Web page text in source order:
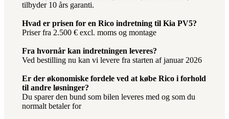
tilbyder 10 års garanti.
Hvad er prisen for en Rico indretning til Kia PV5?
Priser fra 2.500 € excl. moms og montage
Fra hvornår kan indretningen leveres?
Ved bestilling nu kan vi levere fra starten af januar 2026
Er der økonomiske fordele ved at købe Rico i forhold
til andre løsninger?
Du sparer den bund som bilen leveres med og som du
normalt betaler for